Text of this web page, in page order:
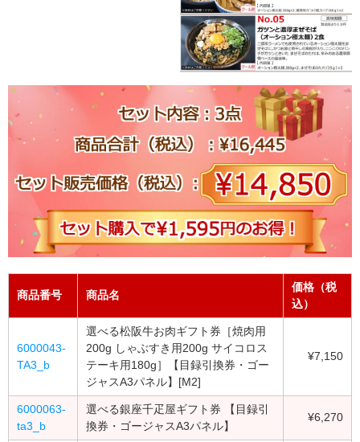
商品番号 商品名
価格（税
込）
6000043-
TA3_b
選べる松阪牛お肉ギフト券［焼肉用
200g しゃぶすき用200g サイコロス
テーキ用180g］【目録引換券・ゴー
ジャスA3パネル】[M2]
¥7,150
6000063-
ta3_b
選べる銀座千疋屋ギフト券 【目録引
換券・ゴージャスA3パネル】
¥6,270